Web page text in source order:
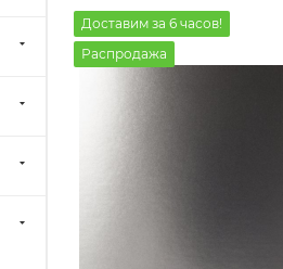
Доставим за 6 часов!
Распродажа